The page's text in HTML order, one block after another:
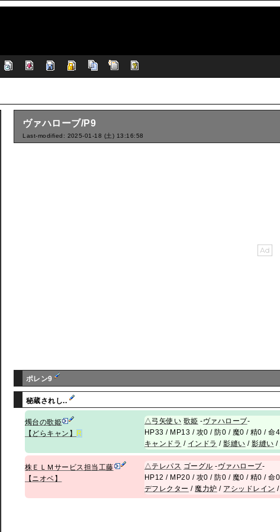
ヴァハローブ/P9
Last-modified: 2025-01-18 (土) 13:16:58
ポレン9
秘蔵されし..
燭台の歌姫
【どらキャン】 R
△ 弓矢使い 歌姫 -ヴァハローブ-
HP33 / MP13 / 攻0 / 防0 / 魔0 / 精0 / 命
キャンドラ / インドラ /影縫い /影縫い /
株ＥＬＭサービス担当工藤
【ニオベ】
△テレパス ゴーグル -ヴァハローブ-
HP12 / MP20 / 攻0 / 防0 / 魔0 / 精0 / 命
デフレクター / 魔力炉 / アシッドレイン